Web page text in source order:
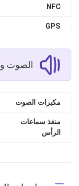
NFC
GPS
الصوت
مكبرات الصوت
منفذ سماعات
الرأس